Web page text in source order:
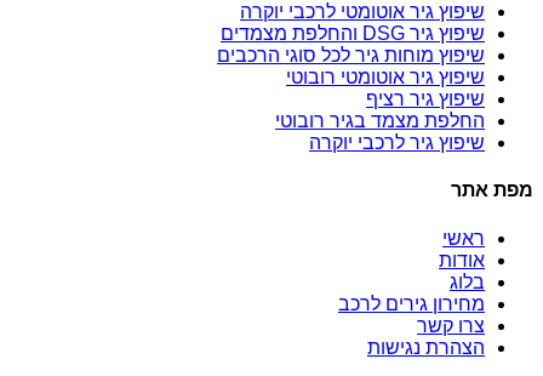
שיפוץ גיר אוטומטי לרכבי יוקרה
שיפוץ גיר DSG והחלפת מצמדים
שיפוץ מוחות גיר לכל סוגי הרכבים
שיפוץ גיר אוטומטי רובוטי
שיפוץ גיר רציף
החלפת מצמד בגיר רובוטי
שיפוץ גיר לרכבי יוקרה
מפת אתר
ראשי
אודות
בלוג
מחירון גירים לרכב
צרו קשר
הצהרת נגישות